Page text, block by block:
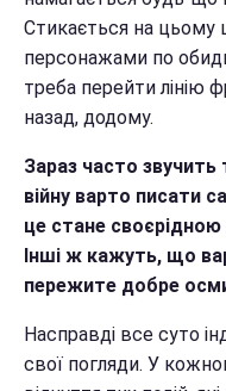
Стикається на цьому
персонажами по
треба перейти лінію
назад, додому.
Зараз часто
війну варто писати
це стане своєрідною
Інші ж кажуть, що
пережите добре
Насправді все суто
свої погляди. У